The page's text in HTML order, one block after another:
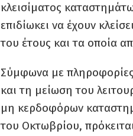
κλεισίματος
επιδίωκει να έχουν
του έτους και τα οποία
Σύμφωνα με
και τη μείωση του
μη κερδοφόρων
του Οκτωβρίου,